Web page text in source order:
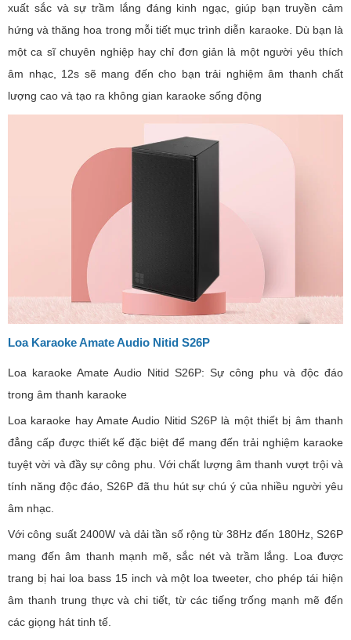
xuất sắc và sự trầm lắng đáng kinh ngạc, giúp bạn truyền cảm
hứng và thăng hoa trong mỗi tiết mục trình diễn karaoke. Dù bạn là
một ca sĩ chuyên nghiệp hay chỉ đơn giản là một người yêu thích
âm nhạc, 12s sẽ mang đến cho bạn trải nghiệm âm thanh chất
lượng cao và tạo ra không gian karaoke sống động
Loa Karaoke Amate Audio Nitid S26P
Loa karaoke Amate Audio Nitid S26P: Sự công phu và độc đáo
trong âm thanh karaoke
Loa karaoke hay Amate Audio Nitid S26P là một thiết bị âm thanh
đẳng cấp được thiết kế đặc biệt để mang đến trải nghiệm karaoke
tuyệt vời và đầy sự công phu. Với chất lượng âm thanh vượt trội và
tính năng độc đáo, S26P đã thu hút sự chú ý của nhiều người yêu
âm nhạc.
Với công suất 2400W và dải tần số rộng từ 38Hz đến 180Hz, S26P
mang đến âm thanh mạnh mẽ, sắc nét và trầm lắng. Loa được
trang bị hai loa bass 15 inch và một loa tweeter, cho phép tái hiện
âm thanh trung thực và chi tiết, từ các tiếng trống mạnh mẽ đến
các giọng hát tinh tế.